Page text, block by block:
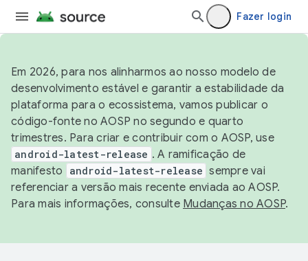
Fazer login
Em 2026, para nos alinharmos ao nosso modelo de
desenvolvimento estável e garantir a estabilidade da
plataforma para o ecossistema, vamos publicar o
código-fonte no AOSP no segundo e quarto
trimestres. Para criar e contribuir com o AOSP, use
android-latest-release . A ramificação de
manifesto
android-latest-release sempre vai
referenciar a versão mais recente enviada ao AOSP.
Para mais informações, consulte Mudanças no AOSP.